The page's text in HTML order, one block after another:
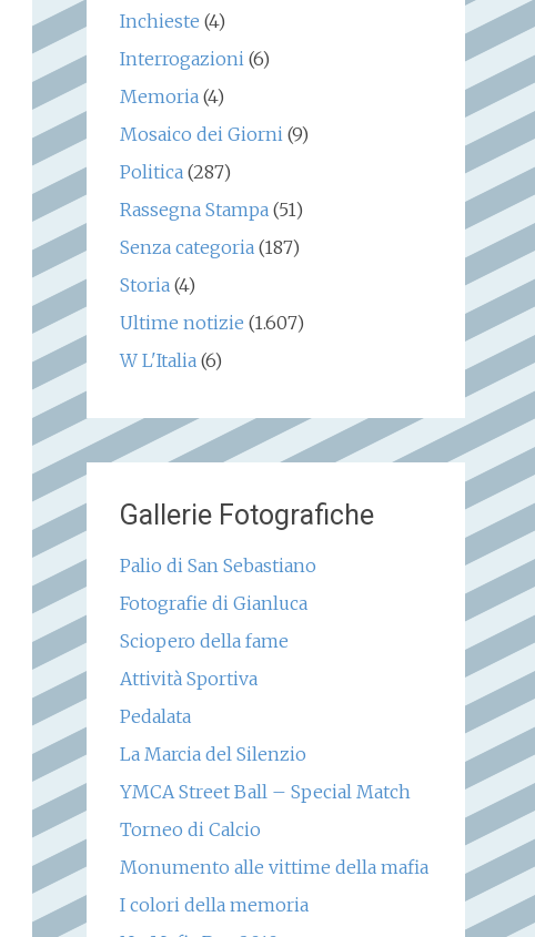
Inchieste (4)
Interrogazioni(6)
Memoria(4)
Mosaico dei Giorni(9)
Politica(287)
Rassegna Stampa(51)
Senza categoria(187)
Storia(4)
Ultime notizie (1.607)
W L'Italia(6)
Gallerie Fotografiche
Palio di San Sebastiano
Fotografie di Gianluca
Sciopero della fame
Attività Sportiva
Pedalata
La Marcia del Silenzio
YMCA Street Ball – Special Match
Torneo di Calcio
Monumento alle vittime della mafia
I colori della memoria